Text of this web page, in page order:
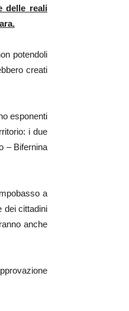
delle reali
potendoli
creati
esponenti
i due
– Bifernina
a
dei cittadini
anche